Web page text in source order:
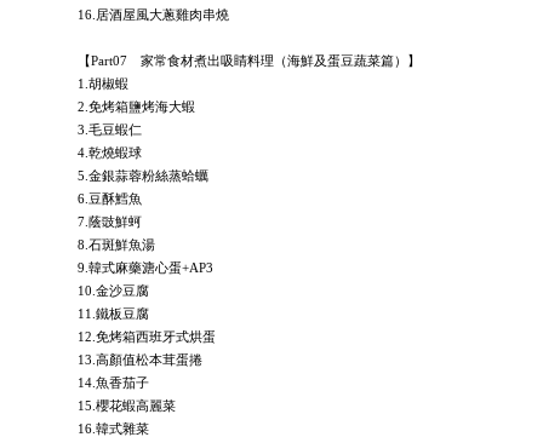
16.居酒屋風大蔥雞肉串燒
【Part07 家常食材煮出吸睛料理（海鮮及蛋豆蔬菜篇）】
1.胡椒蝦
2.免烤箱鹽烤海大蝦
3.毛豆蝦仁
4.乾燒蝦球
5.金銀蒜蓉粉絲蒸蛤蠣
6.豆酥鱈魚
7.蔭豉鮮蚵
8.石斑鮮魚湯
9.韓式麻藥溏心蛋+AP3
10.金沙豆腐
11.鐵板豆腐
12.免烤箱西班牙式烘蛋
13.高顏值松本茸蛋捲
14.魚香茄子
15.櫻花蝦高麗菜
16.韓式雜菜